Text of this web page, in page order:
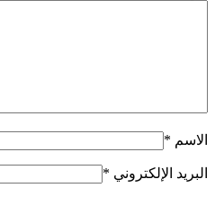
الاسم *
البريد الإلكتروني *